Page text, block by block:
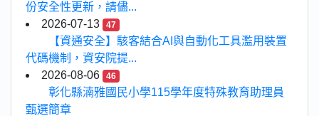
份安全性更新，請儘...
2026-07-13
47
【資通安全】駭客結合AI與自動化工具濫用裝置
代碼機制，資安院提...
2026-08-06
46
彰化縣湳雅國民小學115學年度特殊教育助理員
甄選簡章